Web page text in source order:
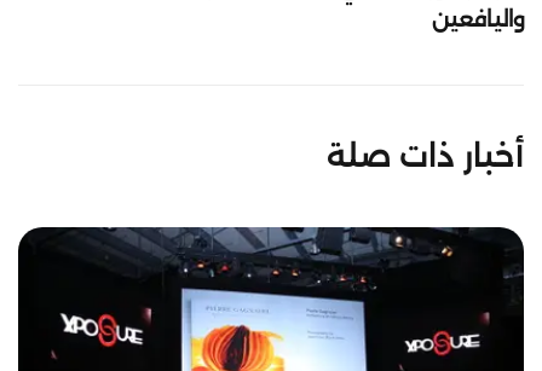
واليافعين
أخبار ذات صلة